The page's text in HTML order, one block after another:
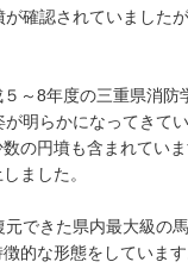
確認されていました
～8年度の三重県消防
明らかになってきてい
の円墳も含まれてい
ました。
できた県内最大級の
的な形態をしていま